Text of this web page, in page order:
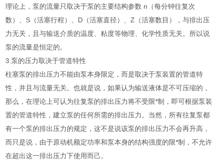
理论上，泵的流量只取决于泵的主要结构参数 n（每分钟往复次
数）、S（活塞行程）、D（活塞直径）、Z（活塞数目），与排出压
力无关，且与输送介质的温度、粘度等物理、化学性质无关。所以说
泵的流量是恒定的。
3.泵的压力取决于管道特性
柱塞泵的排出压力不能由泵本身限定，而是取决于泵装置的管道特
性，并且与流量无关。也就是说，如果认为输送液体是不可压缩的，
那么，在理论上可认为往复泵的排出压力将不受限*制，即可根据泵装
置的管道特性，建立泵的任何所需的排出压力。当然，所有往复泵都
有一个泵的排出压力的规定，这不是说该泵的排出压力不会再升高，
而只是说，由于原动机额定功率和泵本身的结构强度的限*制，不允许
在超出这一排出压力下使用而己。